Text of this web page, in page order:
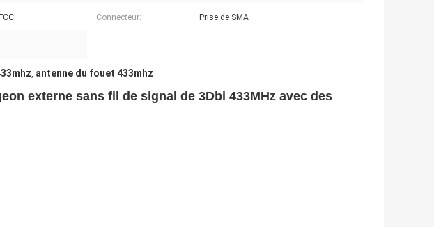
Connecteur: Prise de SMA
, antenne du fouet 433mhz
externe sans fil de signal de 3Dbi 433MHz avec des